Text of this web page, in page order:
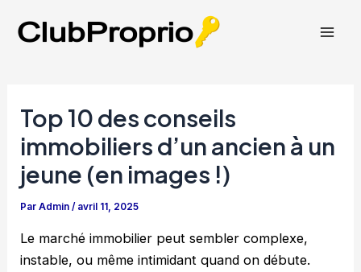
Top 10 des conseils
immobiliers d’un ancien à un
jeune (en images !)
ParAdmin/ avril 11, 2025
Le marché immobilier peut sembler complexe,
instable, ou même intimidant quand on débute.